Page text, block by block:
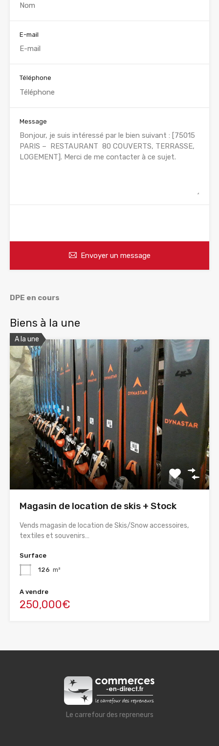
E-mail
Téléphone
Message
Envoyer un message
DPE en cours
Biens à la une
A la une
Magasin de location de skis + Stock
Vends magasin de location de Skis/Snow accessoires,
textiles et souvenirs…
Surface
126 m²
A vendre
250,000€
Le carrefour des repreneurs